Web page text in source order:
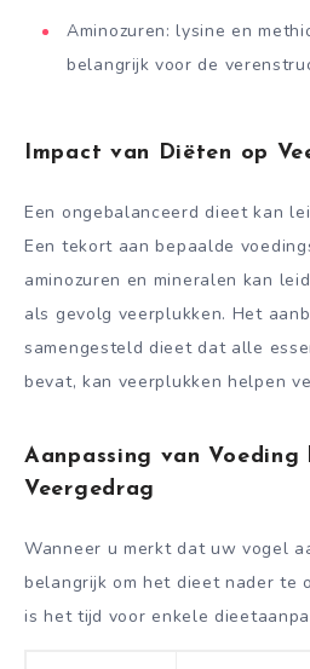
Aminozuren: lysine en
belangrijk voor de
Impact van Diëten op
Een ongebalanceerd dieet kan
Een tekort aan bepaalde
aminozuren en mineralen kan
als gevolg veerplukken. Het
samengesteld dieet dat alle
bevat, kan veerplukken helpen
Aanpassing van
Veergedrag
Wanneer u merkt dat uw vogel
belangrijk om het dieet nader te
is het tijd voor enkele